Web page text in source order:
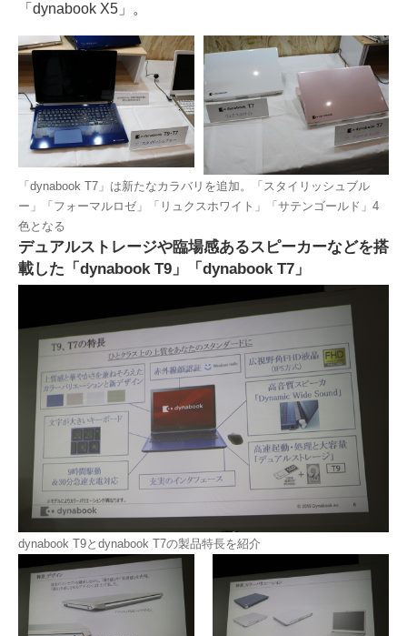
「dynabook X5」。
「dynabook T7」は新たなカラバリを追加。「スタイリッシュブル
ー」「フォーマルロゼ」「リュクスホワイト」「サテンゴールド」4
色となる
デュアルストレージや臨場感あるスピーカーなどを搭
載した「dynabook T9」「dynabook T7」
dynabook T9とdynabook T7の製品特長を紹介